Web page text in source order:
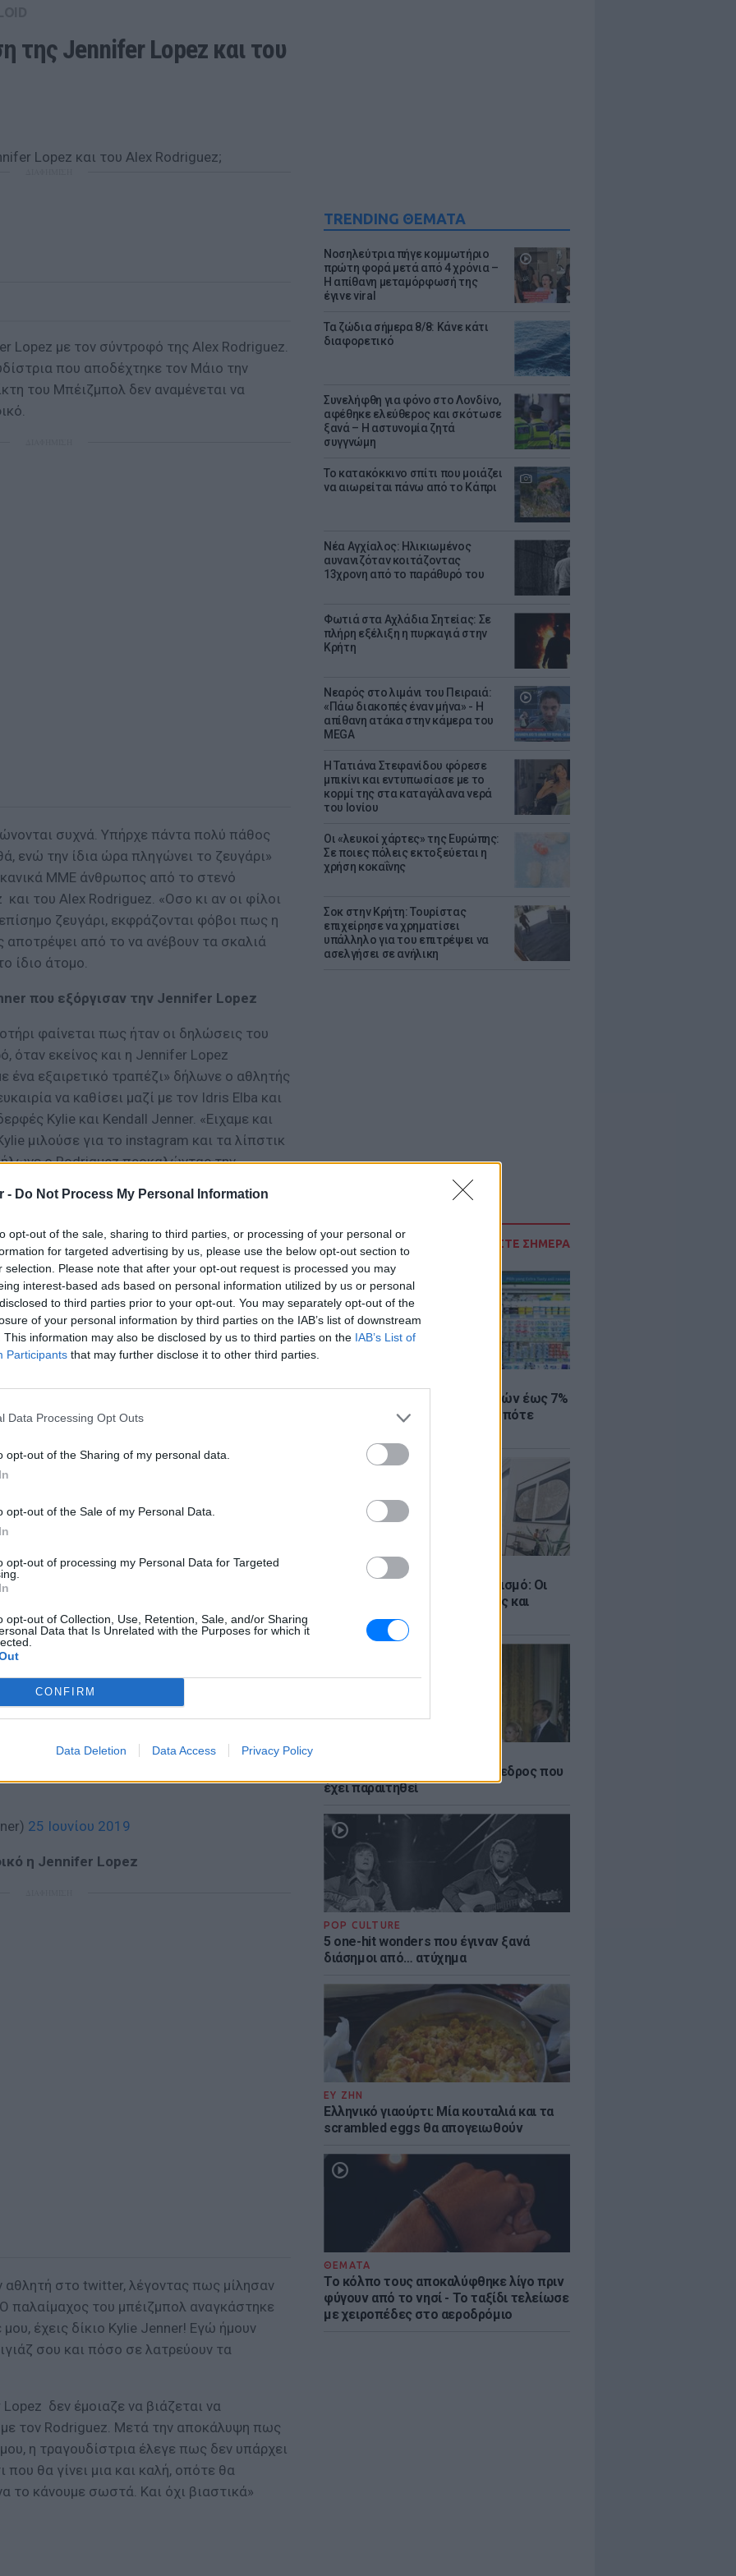
- Do Not Process My Personal Information
opt-out of the sale, sharing to third parties, or processing of your personal or
for targeted advertising by us, please use the below opt-out section to
selection. Please note that after your opt-out request is processed you may
interest-based ads based on personal information utilized by us or personal
to third parties prior to your opt-out. You may separately opt-out of the
of your personal information by third parties on the IAB’s list of downstream
This information may also be disclosed by us to third parties on the IAB’s List of
Participants that may further disclose it to other third parties.
Data Processing Opt Outs
opt-out of the Sharing of my personal data.
opt-out of the Sale of my Personal Data.
opt-out of processing my Personal Data for Targeted
opt-out of Collection, Use, Retention, Sale, and/or Sharing
Data that Is Unrelated with the Purposes for which it
CONFIRM
Data Deletion Data Access Privacy Policy
TRENDING ΘΕΜΑΤΑ
Νοσηλεύτρια πήγε κομμωτήριο
πρώτη φορά μετά από 4 χρόνια –
Η απίθανη μεταμόρφωσή της
έγινε viral
Τα ζώδια σήμερα 8/8: Κάνε κάτι
διαφορετικό
Συνελήφθη για φόνο στο Λονδίνο,
αφέθηκε ελεύθερος και σκότωσε
ξανά – Η αστυνομία ζητά
συγγνώμη
Το κατακόκκινο σπίτι που μοιάζει
να αιωρείται πάνω από το Κάπρι
Νέα Αγχίαλος: Ηλικιωμένος
αυνανιζόταν κοιτάζοντας
13χρονη από το παράθυρό του
Φωτιά στα Αχλάδια Σητείας: Σε
πλήρη εξέλιξη η πυρκαγιά στην
Κρήτη
Νεαρός στο λιμάνι του Πειραιά:
«Πάω διακοπές έναν μήνα» - Η
απίθανη ατάκα στην κάμερα του
MEGA
Η Τατιάνα Στεφανίδου φόρεσε
μπικίνι και εντυπωσίασε με το
κορμί της στα καταγάλανα νερά
του Ιονίου
Οι «λευκοί χάρτες» της Ευρώπης:
Σε ποιες πόλεις εκτοξεύεται η
χρήση κοκαΐνης
Σοκ στην Κρήτη: Τουρίστας
επιχείρησε να χρηματίσει
υπάλληλο για του επιτρέψει να
ασελγήσει σε ανήλικη
ΔΙΑΒΑΣΤΕ ΣΗΜΕΡΑ
Σούπερ μάρκετ: Μειώσεις τιμών έως 7%
σε πάνω από 1.000 προϊόντα, πότε
ΕΙΔΗΣΕΙΣ
Νέο χωροταξικό για τον τουρισμό: Οι
αλλαγές σε Airbnb, επενδύσεις και
Ο μοναδικός Αμερικανός πρόεδρος που
έχει παραιτηθεί
POP CULTURE
5 one-hit wonders που έγιναν ξανά
διάσημοι από… ατύχημα
ΕΥ ΖΗΝ
Ελληνικό γιαούρτι: Μία κουταλιά και τα
scrambled eggs θα απογειωθούν
ΘΕΜΑΤΑ
Το κόλπο τους αποκαλύφθηκε λίγο πριν
φύγουν από το νησί - Το ταξίδι τελείωσε
με χειροπέδες στο αεροδρόμιο
της Jennifer Lopez και του
Lopez με τον σύντροφό της Alex Rodriguez.
που αποδέχτηκε τον Μάιο την
του Μπέιζμπολ δεν αναμένεται να
συχνά. Υπήρχε πάντα πολύ πάθος
ενώ την ίδια ώρα πληγώνει το ζευγάρι»
ΜΜΕ άνθρωπος από το στενό
του Alex Rodriguez. «Οσο κι αν οι φίλοι
ζευγάρι, εκφράζονται φόβοι πως η
αποτρέψει από το να ανέβουν τα σκαλιά
ίδιο άτομο.
που εξόργισαν την Jennifer Lopez
φαίνεται πως ήταν οι δηλώσεις του
όταν εκείνος και η Jennifer Lopez
ένα εξαιρετικό τραπέζι» δήλωνε ο αθλητής
να καθίσει μαζί με τον Idris Elba και
Kylie και Kendall Jenner. «Ειχαμε και
μιλούσε για το instagram και τα λίπστικ
ο Rodriguez προκαλώντας την
του, όσο όμως και της μικρής αδερφής της
ΔΙΑΦΗΜΙΣΗ
Lopez ενοχλήθηκε από τις δηλώσεις.
δεν έχει επιβάλλει όρους
συνεντεύξεις του, ωστόσο δεν θα ήθελε
οικογένεια ή την καριέρα της. Και
ξεπέρασε τα όρια με όσα είπε για την Kylie
about Game of Thrones 🤷🏻‍♀️🤦🏻‍♀️
25 Ιουνίου 2019
η Jennifer Lopez
αθλητή στο twitter, λέγοντας πως μίλησαν
παλαίμαχος του μπέιζμπολ αναγκάστηκε
έχεις δίκιο Kylie Jenner! Εγώ ήμουν
σου και πόσο σε λατρεύουν τα
δεν έμοιαζε να βιάζεται να
τον Rodriguez. Μετά την αποκάλυψη πως
η τραγουδίστρια έλεγε πως δεν υπάρχει
θα γίνει μια και καλή, οπότε θα
το κάνουμε σωστά. Και όχι βιαστικά»